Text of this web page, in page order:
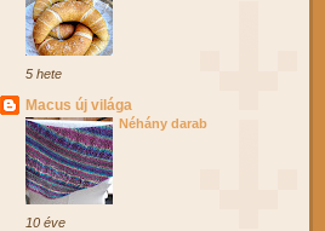
5 hete
Macus új világa
Néhány darab
10 éve